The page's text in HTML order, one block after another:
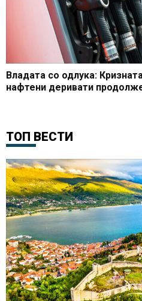
Владата со одлука:
нафтени деривати
ТОП ВЕСТИ